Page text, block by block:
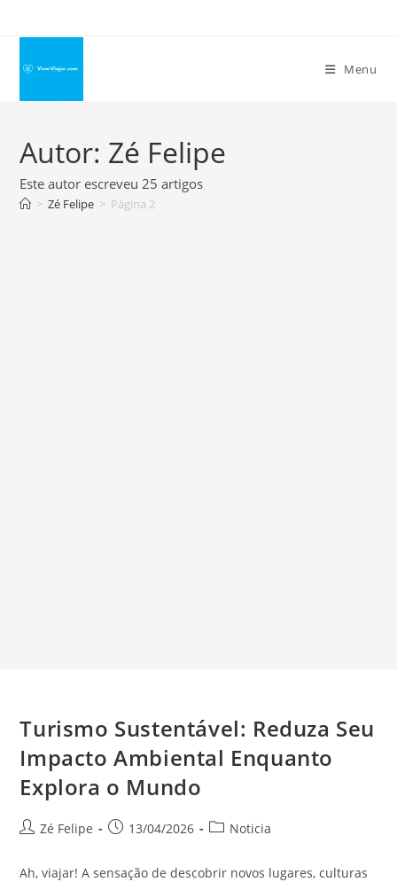
conteúdo
Menu
Autor: Zé Felipe
Este autor escreveu 25 artigos
> Zé Felipe > Página 2
Turismo Sustentável: Reduza Seu
Impacto Ambiental Enquanto
Explora o Mundo
Autor
post:
Zé Felipe
Post13/04/2026
Categoria
post:
Noticia
Ah, viajar! A sensação de descobrir novos lugares, culturas